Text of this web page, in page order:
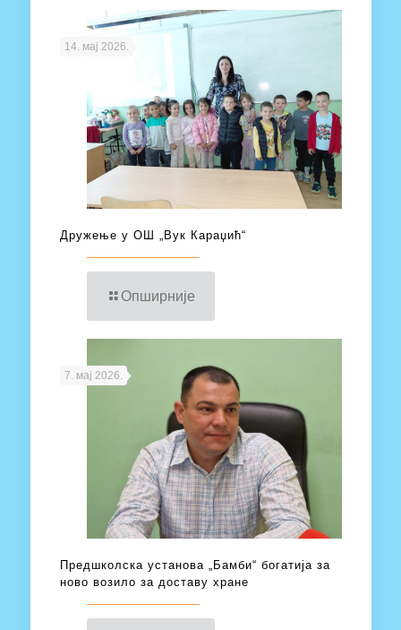
14. мај 2026.
Дружење у ОШ „Вук Караџић“
Опширније
7. мај 2026.
Предшколска установа „Бамби“ богатија за
ново возило за доставу хране